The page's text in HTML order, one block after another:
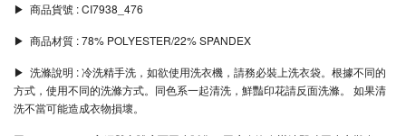
▶︎ 商品貨號 : CI7938_476
▶︎ 商品材質 : 78% POLYESTER/22% SPANDEX
▶︎ 洗滌說明 : 冷洗精手洗，如欲使用洗衣機，請務必裝上洗衣袋。根據不同的
方式，使用不同的洗滌方式。同色系一起清洗，鮮豔印花請反面洗滌。 如果清
洗不當可能造成衣物損壞。